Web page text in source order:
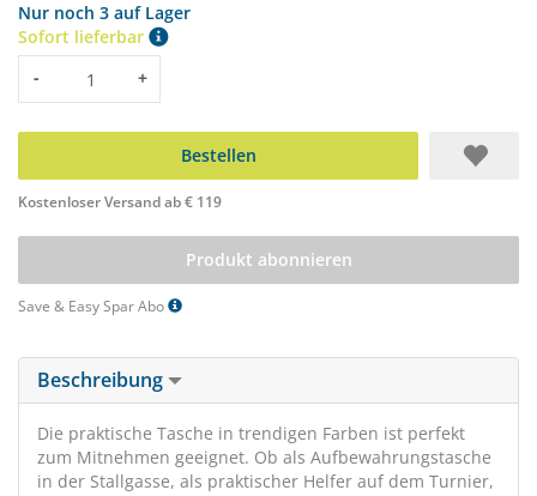
Nur noch 3 auf Lager
Sofort lieferbar
Menge
- +
Bestellen
Kostenloser Versand ab € 119
Produkt abonnieren
Save & Easy Spar Abo
Beschreibung
Die praktische Tasche in trendigen Farben ist perfekt
zum Mitnehmen geeignet. Ob als Aufbewahrungstasche
in der Stallgasse, als praktischer Helfer auf dem Turnier,